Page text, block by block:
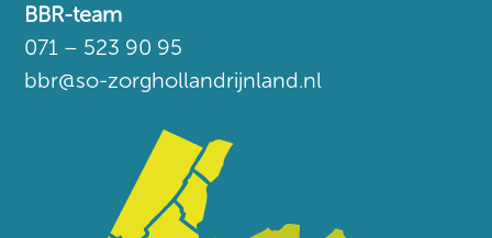
BBR-team
071 – 523 90 95
bbr@so-zorghollandrijnland.nl